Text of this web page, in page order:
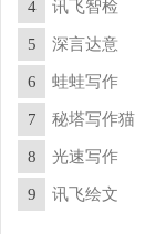
4 讯飞智检
5 深言达意
6 蛙蛙写作
7 秘塔写作猫
8 光速写作
9 讯飞绘文